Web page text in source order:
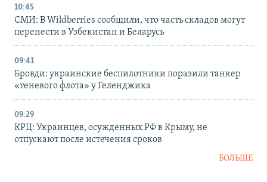
10:45
СМИ: В Wildberries сообщили, что часть складов могут
перенести в Узбекистан и Беларусь
09:41
Бровди: украинские беспилотники поразили танкер
«теневого флота» у Геленджика
09:29
КРЦ: Украинцев, осужденных РФ в Крыму, не
отпускают после истечения сроков
БОЛЬШЕ